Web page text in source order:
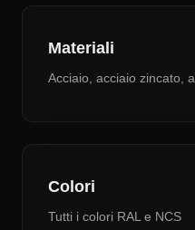
Materiali
Acciaio, acciaio zincato,
Colori
Tutti i colori RAL e NCS